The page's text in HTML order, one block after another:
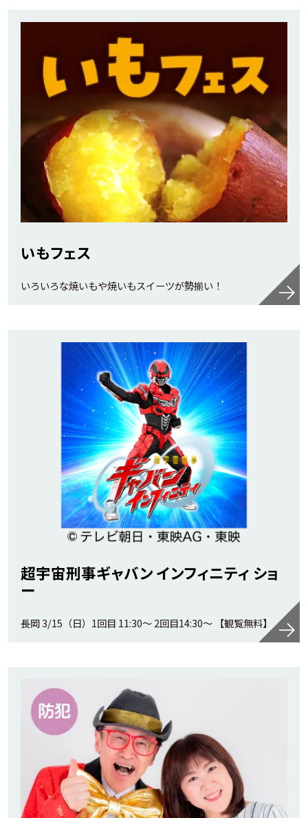
いもフェス
いろいろな焼いもや焼いもスイーツが勢揃い！
超宇宙刑事ギャバン インフィニティ ショ
ー
長岡 3/15（日）1回目 11:30～ 2回目14:30～ 【観覧無料】